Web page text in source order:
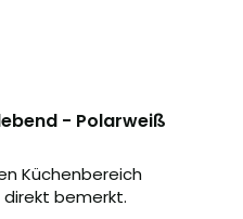
- Polarweiß
Küchenbereich
bemerkt.